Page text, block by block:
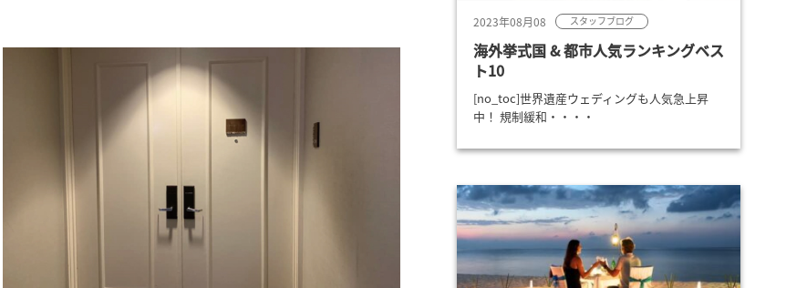
2023年08月08 スタッフブログ
海外挙式国 & 都市人気ランキングベス
ト10
[no_toc]世界遺産ウェディングも人気急上昇
中！ 規制緩和・・・・